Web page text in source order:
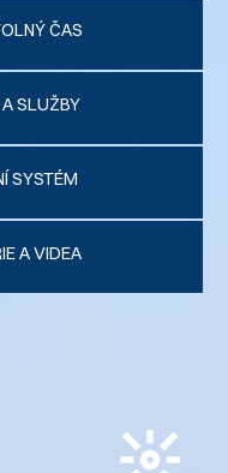
ČAS
SLUŽBY
SYSTÉM
A VIDEA